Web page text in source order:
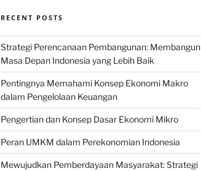
RECENT POSTS
Strategi Perencanaan Pembangunan: Membangun
Masa Depan Indonesia yang Lebih Baik
Pentingnya Memahami Konsep Ekonomi Makro
dalam Pengelolaan Keuangan
Pengertian dan Konsep Dasar Ekonomi Mikro
Peran UMKM dalam Perekonomian Indonesia
Mewujudkan Pemberdayaan Masyarakat: Strategi